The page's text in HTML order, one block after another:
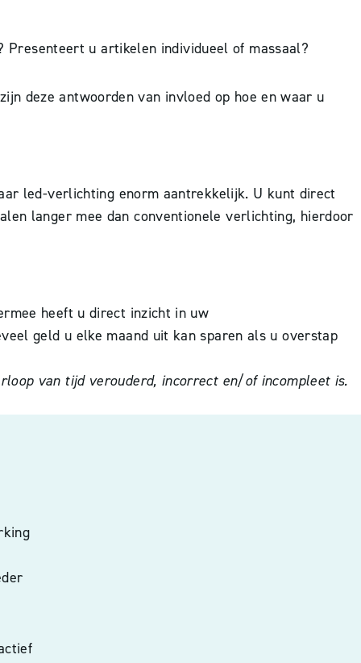
u artikelen individueel of massaal?
deze antwoorden van invloed op hoe en waar u
led-verlichting enorm aantrekkelijk. U kunt direct
langer mee dan conventionele verlichting, hierdoor
heeft u direct inzicht in uw
geld u elke maand uit kan sparen als u overstap
van tijd verouderd, incorrect en/of incompleet is.